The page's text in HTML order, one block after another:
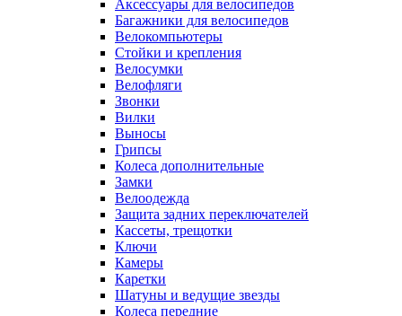
Аксессуары для велосипедов
Багажники для велосипедов
Велокомпьютеры
Стойки и крепления
Велосумки
Велофляги
Звонки
Вилки
Выносы
Грипсы
Колеса дополнительные
Замки
Велоодежда
Защита задних переключателей
Кассеты, трещотки
Ключи
Камеры
Каретки
Шатуны и ведущие звезды
Колеса передние